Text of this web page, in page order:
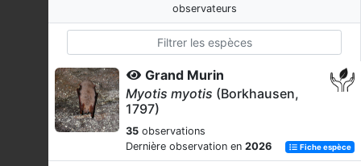
observateurs
Grand Murin
Myotis myotis (Borkhausen,
1797)
35 observations
Dernière observation en 2026 Fiche espèce